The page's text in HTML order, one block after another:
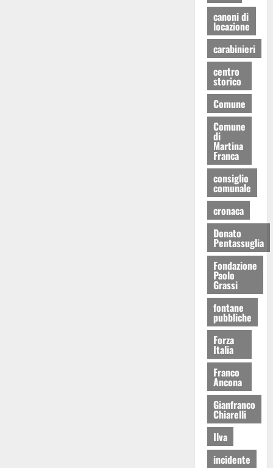
canoni di
locazione
carabinieri
centro
storico
Comune
Comune
di
Martina
Franca
consiglio
comunale
cronaca
Donato
Pentassuglia
Fondazione
Paolo
Grassi
fontane
pubbliche
Forza
Italia
Franco
Ancona
Gianfranco
Chiarelli
Ilva
incidente